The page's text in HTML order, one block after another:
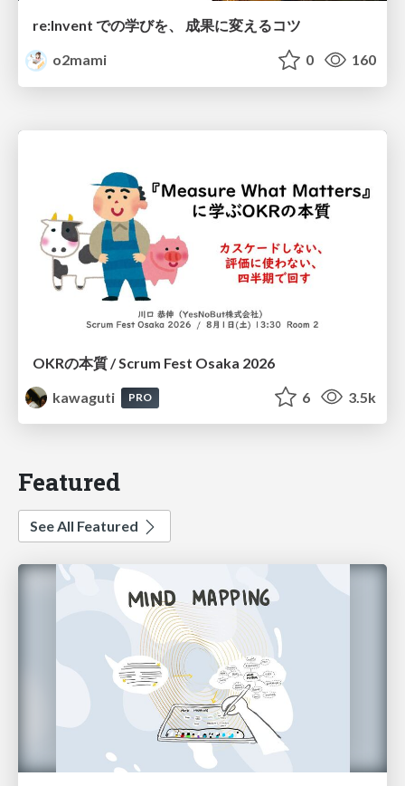
re:Invent での学びを、 成果に変えるコツ
o2mami
0 160
OKRの本質 / Scrum Fest Osaka 2026
kawaguti
PRO 6 3.5k
Featured
See All Featured